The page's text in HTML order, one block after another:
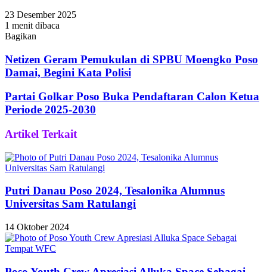
23 Desember 2025
1 menit dibaca
Bagikan
via
Email
Netizen Geram Pemukulan di SPBU Moengko Poso
Damai, Begini Kata Polisi
Partai Golkar Poso Buka Pendaftaran Calon Ketua
Periode 2025-2030
Artikel Terkait
Putri Danau Poso 2024, Tesalonika Alumnus
Universitas Sam Ratulangi
14 Oktober 2024